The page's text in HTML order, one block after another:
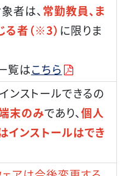
者は、 常勤教員、ま
者（※3） に限りま
覧はこちら
ンストールできるの
末のみであり、個人
インストールはでき